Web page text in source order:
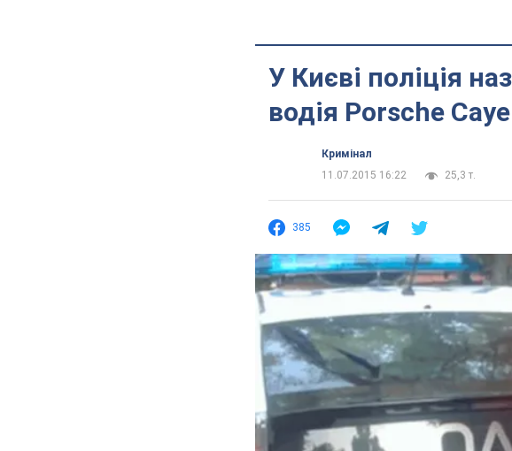
У Києві поліція
водія Porsche
Кримінал
11.07.2015 16:22
25,3 т.
385